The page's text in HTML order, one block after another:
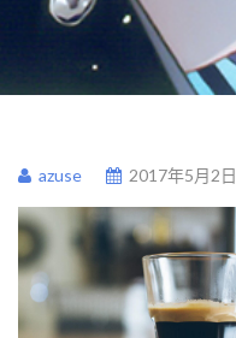
azuse 2017年5月2日